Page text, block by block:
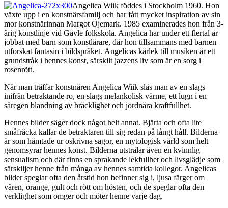
Angelica Wiik föddes i Stockholm 1960. Hon
växte upp i en konstnärsfamilj och har fått mycket inspiration av sin
mor konstnärinnan Margot Öjemark. 1985 examinerades hon från 3-
årig konstlinje vid Gävle folkskola. Angelica har under ett flertal år
jobbat med barn som konstlärare, där hon tillsammans med barnen
utforskat fantasin i bildspråket. Angelicas kärlek till musiken är ett
grundstråk i hennes konst, särskilt jazzens liv som är en sorg i
rosenrött.
När man träffar konstnären Angelica Wiik slås man av en slags
inifrån betraktande ro, en slags melankolisk värme, ett lugn i en
säregen blandning av bräcklighet och jordnära kraftfullhet.
Hennes bilder säger dock något helt annat. Bjärta och ofta lite
småfräcka kallar de betraktaren till sig redan på långt håll. Bilderna
är som hämtade ur oskrivna sagor, en mytologisk värld som helt
genomsyrar hennes konst. Bilderna utstrålar även en kvinnlig
sensualism och där finns en sprakande lekfullhet och livsglädje som
särskiljer henne från många av hennes samtida kollegor. Angelicas
bilder speglar ofta den årstid hon befinner sig i, ljusa färger om
våren, orange, gult och rött om hösten, och de speglar ofta den
verklighet som omger och möter henne varje dag.